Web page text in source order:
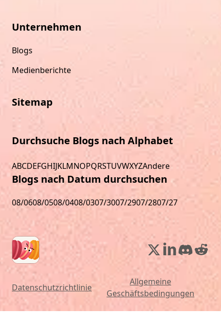
Unternehmen
Blogs
Medienberichte
Sitemap
Durchsuche Blogs nach Alphabet
ABCDEFGHIJKLMNOPQRSTUVWXYZAndere
Blogs nach Datum durchsuchen
08/0608/0508/0408/0307/3007/2907/2807/27
Datenschutzrichtlinie
Allgemeine
Geschäftsbedingungen